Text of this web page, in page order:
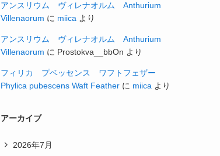
アンスリウム ヴィレナオルム Anthurium
Villenaorum に miica より
アンスリウム ヴィレナオルム Anthurium
Villenaorum に Prostokva__bbOn より
フィリカ プベッセンス ワフトフェザー
Phylica pubescens Waft Feather に miica より
アーカイブ
2026年7月